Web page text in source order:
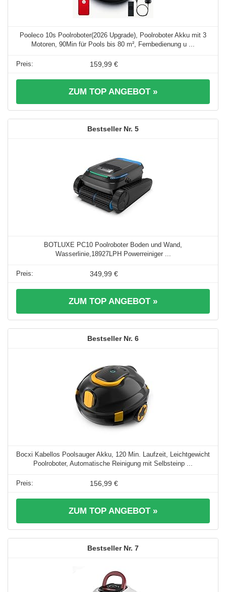
Pooleco 10s Poolroboter(2026 Upgrade), Poolroboter Akku mit 3
Motoren, 90Min für Pools bis 80 m², Fernbedienung u ...
159,99 €
ZUM TOP ANGEBOT »
5
BOTLUXE PC10 Poolroboter Boden und Wand,
Wasserlinie,18927LPH Powerreiniger ...
349,99 €
ZUM TOP ANGEBOT »
6
Bocxi Kabellos Poolsauger Akku, 120 Min. Laufzeit, Leichtgewicht
Poolroboter, Automatische Reinigung mit Selbsteinp ...
156,99 €
ZUM TOP ANGEBOT »
7